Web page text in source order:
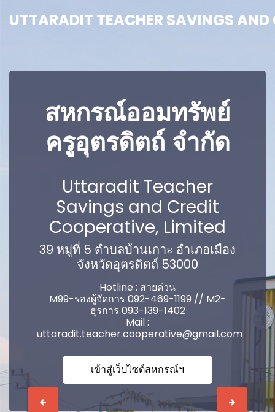
UTTARADIT TEACHER SAVINGS AND
Previous Next
สหกรณ์ออมทรัพย์
ครูอุตรดิตถ์ จำกัด
Uttaradit Teacher
Savings and Credit
Cooperative, Limited
39 หมู่ที่ 5 ตำบลบ้านเกาะ อำเภอเมือง
จังหวัดอุตรดิตถ์ 53000
Hotline : สายด่วน
M99-รองผู้จัดการ 092-469-1199 // M2-
ธุรการ 093-139-1402
Mail :
uttaradit.teacher.cooperative@gmail.com
เข้าสู่เว็ปไซต์สหกรณ์ฯ
UTTARADIT TEACHER SAVINGS AND